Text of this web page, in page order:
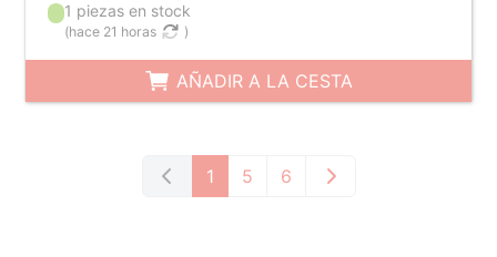
1 piezas en stock
(hace 21 horas )
AÑADIR A LA CESTA
1 5 6